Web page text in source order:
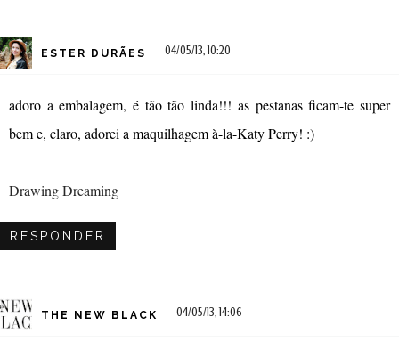
ESTER DURÃES 04/05/13, 10:20
adoro a embalagem, é tão tão linda!!! as pestanas ficam-te super
bem e, claro, adorei a maquilhagem à-la-Katy Perry! :)
Drawing Dreaming
RESPONDER
THE NEW BLACK 04/05/13, 14:06